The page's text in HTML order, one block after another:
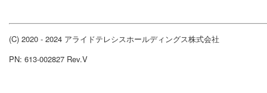
(C) 2020 - 2024 アライドテレシスホールディングス株式会社
PN: 613-002827 Rev.V